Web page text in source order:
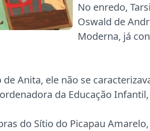
No enredo,
Oswald de
Moderna, já
Anita, ele não se
da Educação
do Sítio do Picapau